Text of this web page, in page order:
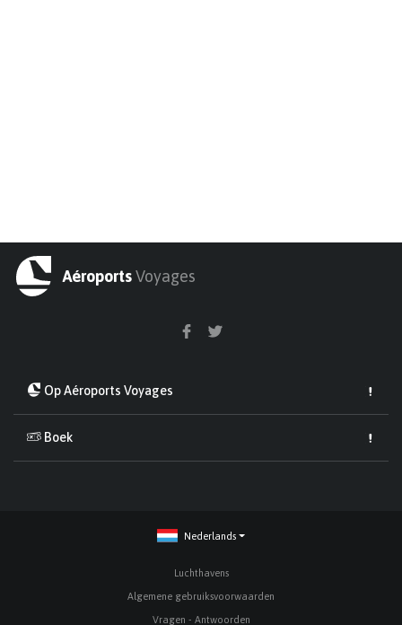
AéroportsVoyages
Op Aéroports Voyages
Boek
Nederlands
Luchthavens
Algemene gebruiksvoorwaarden
Vragen - Antwoorden